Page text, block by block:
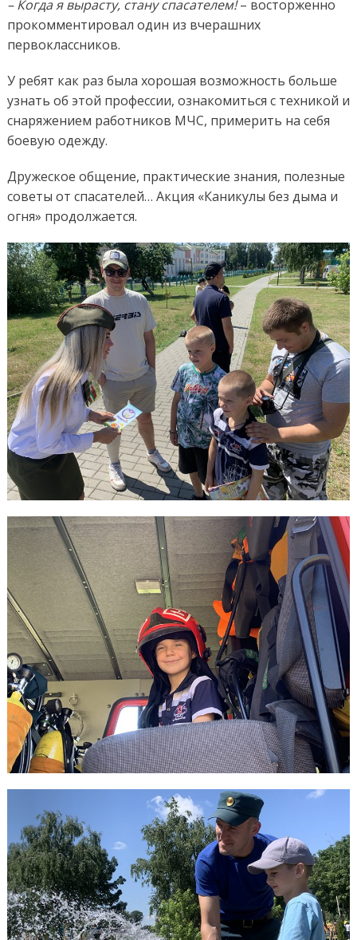
– Когда я вырасту, стану спасателем!– восторженно
прокомментировал один из вчерашних
первоклассников.
У ребят как раз была хорошая возможность больше
узнать об этой профессии, ознакомиться с техникой и
снаряжением работников МЧС, примерить на себя
боевую одежду.
Дружеское общение, практические знания, полезные
советы от спасателей… Акция «Каникулы без дыма и
огня» продолжается.